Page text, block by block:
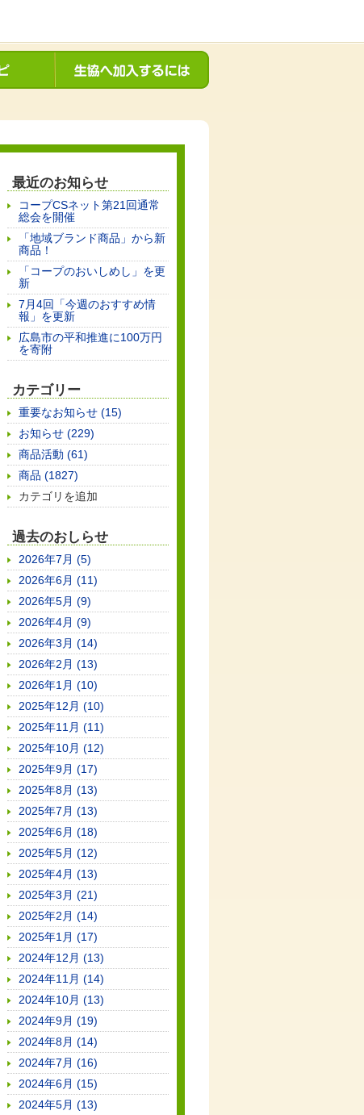
最近のお知らせ
コープCSネット第21回通常
総会を開催
「地域ブランド商品」から新
商品！
「コープのおいしめし」を更
新
7月4回「今週のおすすめ情
報」を更新
広島市の平和推進に100万円
を寄附
カテゴリー
重要なお知らせ (15)
お知らせ (229)
商品活動 (61)
商品 (1827)
カテゴリを追加
過去のおしらせ
2026年7月 (5)
2026年6月 (11)
2026年5月 (9)
2026年4月 (9)
2026年3月 (14)
2026年2月 (13)
2026年1月 (10)
2025年12月 (10)
2025年11月 (11)
2025年10月 (12)
2025年9月 (17)
2025年8月 (13)
2025年7月 (13)
2025年6月 (18)
2025年5月 (12)
2025年4月 (13)
2025年3月 (21)
2025年2月 (14)
2025年1月 (17)
2024年12月 (13)
2024年11月 (14)
2024年10月 (13)
2024年9月 (19)
2024年8月 (14)
2024年7月 (16)
2024年6月 (15)
2024年5月 (13)